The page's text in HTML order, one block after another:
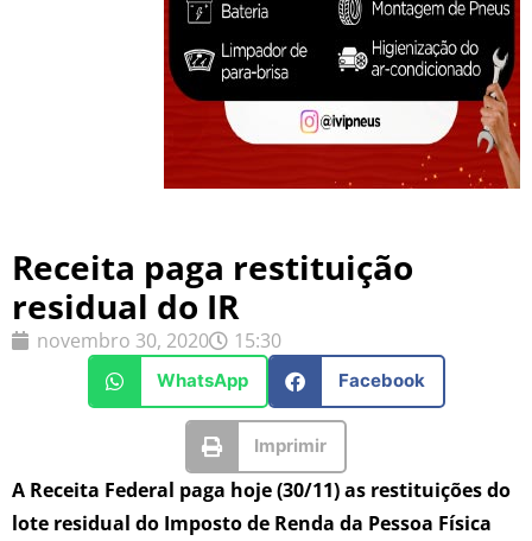
Receita paga restituição
residual do IR
novembro 30, 2020 15:30
WhatsApp Facebook
Imprimir
A Receita Federal paga hoje (30/11) as restituições do
lote residual do Imposto de Renda da Pessoa Física